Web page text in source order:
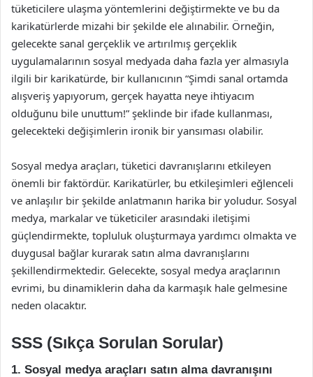
tüketicilere ulaşma yöntemlerini değiştirmekte ve bu da
karikatürlerde mizahi bir şekilde ele alınabilir. Örneğin,
gelecekte sanal gerçeklik ve artırılmış gerçeklik
uygulamalarının sosyal medyada daha fazla yer almasıyla
ilgili bir karikatürde, bir kullanıcının “Şimdi sanal ortamda
alışveriş yapıyorum, gerçek hayatta neye ihtiyacım
olduğunu bile unuttum!” şeklinde bir ifade kullanması,
gelecekteki değişimlerin ironik bir yansıması olabilir.
Sosyal medya araçları, tüketici davranışlarını etkileyen
önemli bir faktördür. Karikatürler, bu etkileşimleri eğlenceli
ve anlaşılır bir şekilde anlatmanın harika bir yoludur. Sosyal
medya, markalar ve tüketiciler arasındaki iletişimi
güçlendirmekte, topluluk oluşturmaya yardımcı olmakta ve
duygusal bağlar kurarak satın alma davranışlarını
şekillendirmektedir. Gelecekte, sosyal medya araçlarının
evrimi, bu dinamiklerin daha da karmaşık hale gelmesine
neden olacaktır.
SSS (Sıkça Sorulan Sorular)
1. Sosyal medya araçları satın alma davranışını